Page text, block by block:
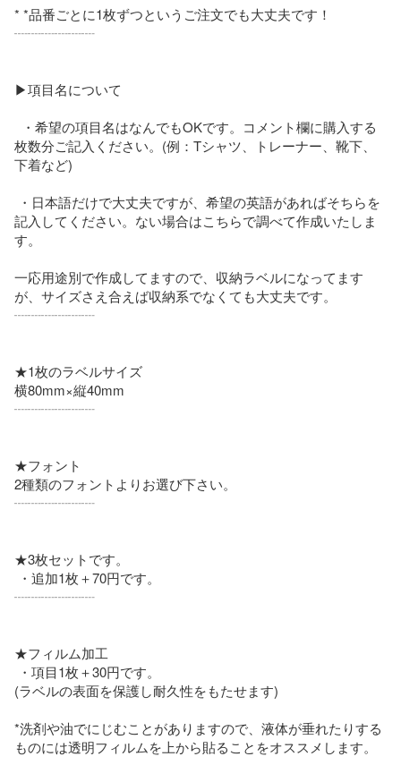
* *品番ごとに1枚ずつというご注文でも大丈夫です！
┈┈┈┈┈┈
▶項目名について
枚数分ご記入ください。(例：Tシャツ、トレーナー、靴下、
下着など)
記入してください。ない場合はこちらで調べて作成いたしま
す。
一応用途別で作成してますので、収納ラベルになってます
が、サイズさえ合えば収納系でなくても大丈夫です。
┈┈┈┈┈┈
★1枚のラベルサイズ
横80mm×縦40mm
┈┈┈┈┈┈
★フォント
2種類のフォントよりお選び下さい。
┈┈┈┈┈┈
★3枚セットです。
┈┈┈┈┈┈
★フィルム加工
(ラベルの表面を保護し耐久性をもたせます)
*洗剤や油でにじむことがありますので、液体が垂れたりする
ものには透明フィルムを上から貼ることをオススメします。